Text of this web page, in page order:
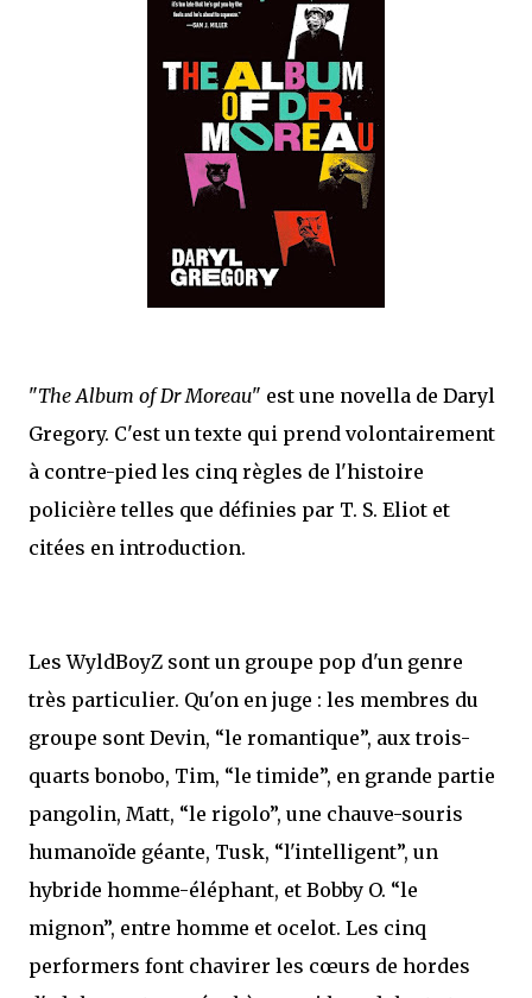
mettre sous tous les yeux. C'est cela...
"The Album of Dr Moreau" est une novella de Daryl
Gregory. C'est un texte qui prend volontairement
à contre-pied les cinq règles de l'histoire
policière telles que définies par T. S. Eliot et
citées en introduction.
Les WyldBoyZ sont un groupe pop d'un genre
très particulier. Qu'on en juge : les membres du
groupe sont Devin, “le romantique”, aux trois-
quarts bonobo, Tim, “le timide”, en grande partie
pangolin, Matt, “le rigolo”, une chauve-souris
humanoïde géante, Tusk, “l'intelligent”, un
hybride homme-éléphant, et Bobby O. “le
mignon”, entre homme et ocelot. Les cinq
performers font chavirer les cœurs de hordes